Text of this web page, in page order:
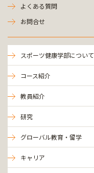
よくある質問
お問合せ
スポーツ健康学部について
コース紹介
教員紹介
研究
グローバル教育・留学
キャリア